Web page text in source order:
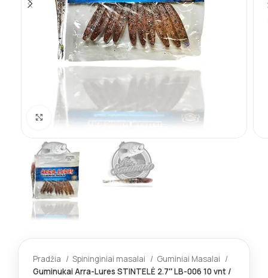
Spustelėkite norėdami padidinti
Pradžia Spininginiai masalai
Guminiai Masalai
Guminukai Arra-Lures STINTELĖ 2.7″ LB-006 10 vnt /